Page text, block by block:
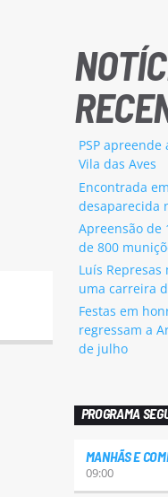
PSP
Vila das Aves
Encontrada
desaparecida
Apreensão de
de 800
Luís Represas
uma carreira
Festas em
regressam a
de julho
PROGRAMA
MANHÃS E
09:00